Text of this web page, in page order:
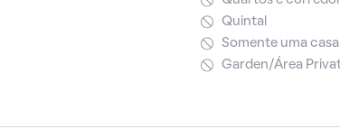
Quintal
Somente uma
Garden/Área